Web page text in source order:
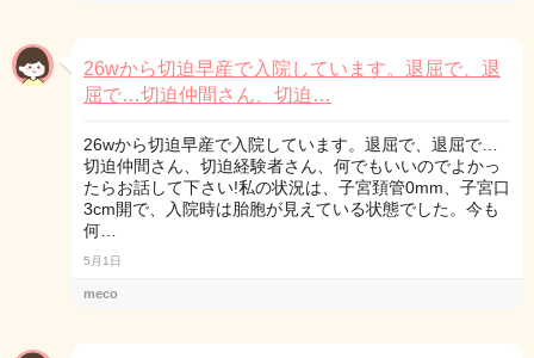
26wから切迫早産で入院しています。退屈で、退
屈で…切迫仲間さん、切迫…
26wから切迫早産で入院しています。退屈で、退屈で…
切迫仲間さん、切迫経験者さん、何でもいいのでよかっ
たらお話して下さい!私の状況は、子宮頚管0mm、子宮口
3cm開で、入院時は胎胞が見えている状態でした。今も
何…
5月1日
meco